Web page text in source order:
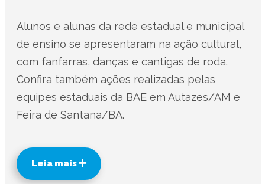
Alunos e alunas da rede estadual e municipal
de ensino se apresentaram na ação cultural,
com fanfarras, danças e cantigas de roda.
Confira também ações realizadas pelas
equipes estaduais da BAE em Autazes/AM e
Feira de Santana/BA.
Leia mais